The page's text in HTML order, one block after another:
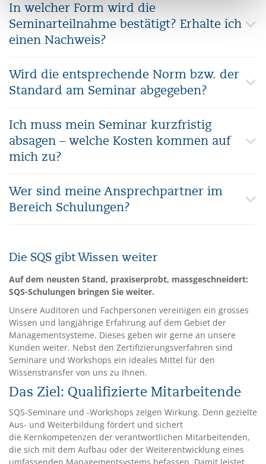
In welcher Form wird die
Seminarteilnahme bestätigt? Erhalte ich
einen Nachweis?
Wird die entsprechende Norm bzw. der
Standard am Seminar abgegeben?
Ich muss mein Seminar kurzfristig
absagen – welche Kosten kommen auf
mich zu?
Wer sind meine Ansprechpartner im
Bereich Schulungen?
Die SQS gibt Wissen weiter
Auf dem neusten Stand, praxiserprobt, massgeschneidert:
SQS-Schulungen bringen Sie weiter.
Unsere Auditoren und Fachpersonen vereinigen ein grosses
Wissen und langjährige Erfahrung auf dem Gebiet der
Managementsysteme. Dieses geben wir gerne an unsere
Kunden weiter. Nebst den Zertifizierungsverfahren sind
Seminare und Workshops ein ideales Mittel für den
Wissenstransfer von uns zu Ihnen.
Das Ziel: Qualifizierte Mitarbeitende
SQS-Seminare und -Workshops zeigen Wirkung. Denn gezielte
Aus- und Weiterbildung fördert und sichert
die Kernkompetenzen der verantwortlichen Mitarbeitenden,
die sich mit dem Aufbau oder der Weiterentwicklung eines